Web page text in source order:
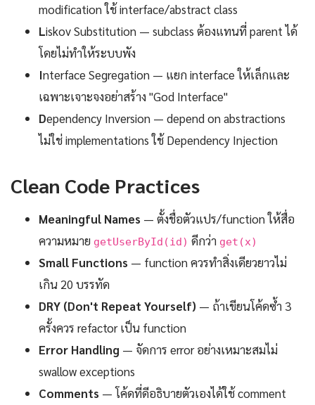
modification ใช้ interface/abstract class
Liskov Substitution — subclass ต้องแทนที่ parent ได้
โดยไม่ทำให้ระบบพัง
Interface Segregation — แยก interface ให้เล็กและ
เฉพาะเจาะจงอย่าสร้าง "God Interface"
Dependency Inversion — depend on abstractions
ไม่ใช่ implementations ใช้ Dependency Injection
Clean Code Practices
Meaningful Names — ตั้งชื่อตัวแปร/function ให้สื่อ
ความหมาย getUserById(id) ดีกว่า get(x)
Small Functions — function ควรทำสิ่งเดียวยาวไม่
เกิน 20 บรรทัด
DRY (Don't Repeat Yourself) — ถ้าเขียนโค้ดซ้ำ 3
ครั้งควร refactor เป็น function
Error Handling — จัดการ error อย่างเหมาะสมไม่
swallow exceptions
Comments — โค้ดที่ดีอธิบายตัวเองได้ใช้ comment